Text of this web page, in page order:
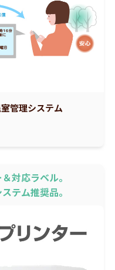
管理システム
対応ラベル。
テム推奨品。